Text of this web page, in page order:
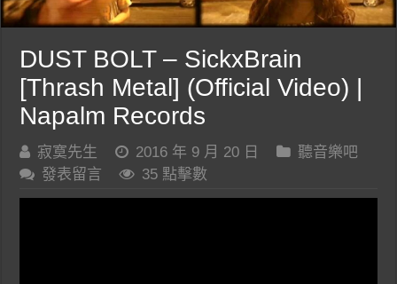
DUST BOLT – SickxBrain
[Thrash Metal] (Official Video) |
Napalm Records
寂寞先生 2016 年 9 月 20 日
聽音樂吧
發表留言
35 點擊數